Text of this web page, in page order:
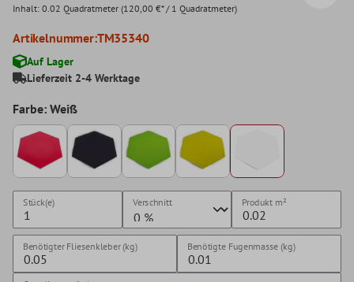
Inhalt: 0.02 Quadratmeter (120,00 €* / 1 Quadratmeter)
Artikelnummer:TM35340
Auf Lager
Lieferzeit 2-4 Werktage
Farbe: Weiß
Stück(e) Verschnitt Produkt m²
Benötigter Fliesenkleber (kg) Benötigte Fugenmasse (kg)